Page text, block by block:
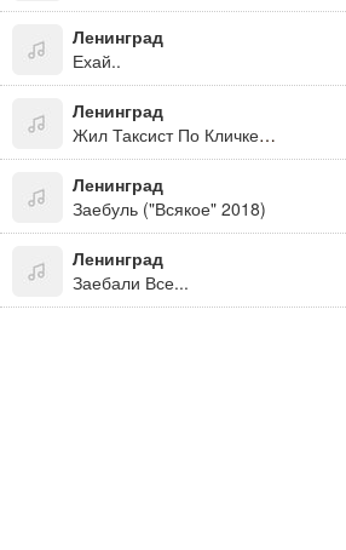
Ленинград
Ехай..
Ленинград
Жил Таксист По Кличке Пазик, Все Проблемы По Хую
Ленинград
Заебуль ("Всякое" 2018)
Ленинград
Заебали Все...